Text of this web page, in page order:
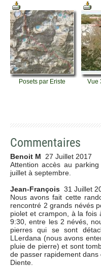
Posets par Eriste
Vue
Commentaires
Benoit M
27 Juillet 2017
Attention accès au
juillet à septembre.
Jean-François 31 Juillet
Nous avons fait cette
rencontré 2 grands névés
piolet et crampon, à la fois
9:30, entre les 2 névés,
pierres qui se sont
LLerdana (nous avons
pluie de pierre) et sont
de passer rapidement
Diente.